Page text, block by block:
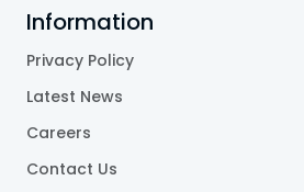
Information
Privacy Policy
Latest News
Careers
Contact Us